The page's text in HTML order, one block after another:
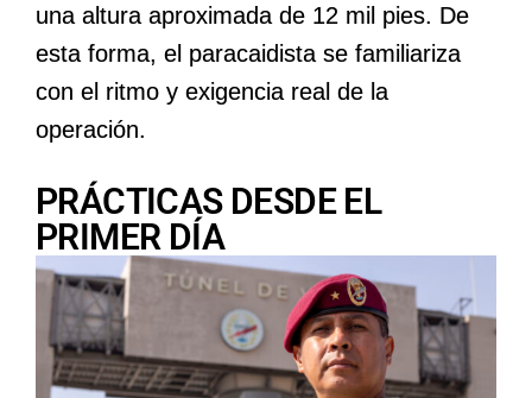
una altura aproximada de 12 mil pies. De
esta forma, el paracaidista se familiariza
con el ritmo y exigencia real de la
operación.
PRÁCTICAS DESDE EL
PRIMER DÍA